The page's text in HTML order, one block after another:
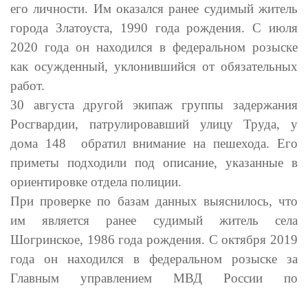
его личности. Им оказался ранее судимый житель
города Златоуста, 1990 года рождения. С июля
2020 года он находился в федеральном розыске
как осужденный, уклонившийся от обязательных
работ.
30 августа другой экипаж группы задержания
Росгвардии, патрулировавший улицу Труда, у
дома 148 обратил внимание на пешехода. Его
приметы подходили под описание, указанные в
ориентировке отдела полиции.
При проверке по базам данных выяснилось, что
им является ранее судимый житель села
Шогринское, 1986 года рождения. С октября 2019
года он находился в федеральном розыске за
Главным управлением МВД России по